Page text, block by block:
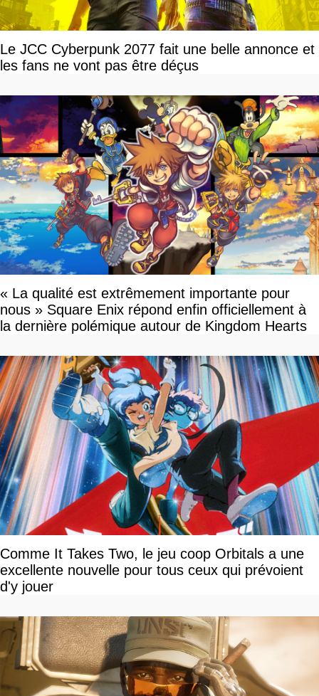
Le JCC Cyberpunk 2077 fait une belle annonce et
les fans ne vont pas être déçus
« La qualité est extrêmement importante pour
nous » Square Enix répond enfin officiellement à
la dernière polémique autour de Kingdom Hearts
Comme It Takes Two, le jeu coop Orbitals a une
excellente nouvelle pour tous ceux qui prévoient
d'y jouer